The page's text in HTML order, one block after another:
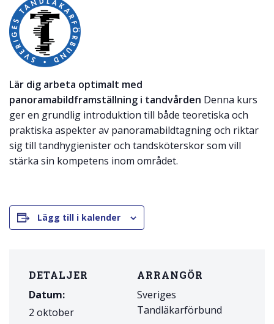
Lär dig arbeta optimalt med
panoramabildframställning i tandvården Denna kurs
ger en grundlig introduktion till både teoretiska och
praktiska aspekter av panoramabildtagning och riktar
sig till tandhygienister och tandsköterskor som vill
stärka sin kompetens inom området.
Lägg till i kalender
DETALJER
Datum:
2 oktober
ARRANGÖR
Sveriges
Tandläkarförbund